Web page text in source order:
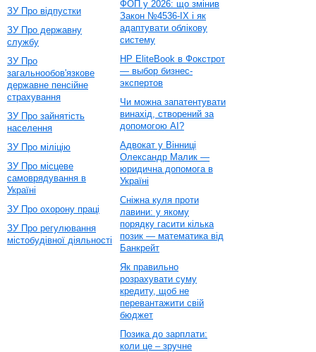
ЗУ Про відпустки
ЗУ Про державну
службу
ЗУ Про
загальнообов'язкове
державне пенсійне
страхування
ЗУ Про зайнятість
населення
ЗУ Про міліцію
ЗУ Про місцеве
самоврядування в
Україні
ЗУ Про охорону праці
ЗУ Про регулювання
містобудівної діяльності
ФОП у 2026: що змінив
Закон №4536-IX і як
адаптувати облікову
систему
HP EliteBook в Фокстрот
— выбор бизнес-
экспертов
Чи можна запатентувати
винахід, створений за
допомогою AI?
Адвокат у Вінниці
Олександр Малик —
юридична допомога в
Україні
Сніжна куля проти
лавини: у якому
порядку гасити кілька
позик — математика від
Банкрейт
Як правильно
розрахувати суму
кредиту, щоб не
перевантажити свій
бюджет
Позика до зарплати:
коли це – зручне